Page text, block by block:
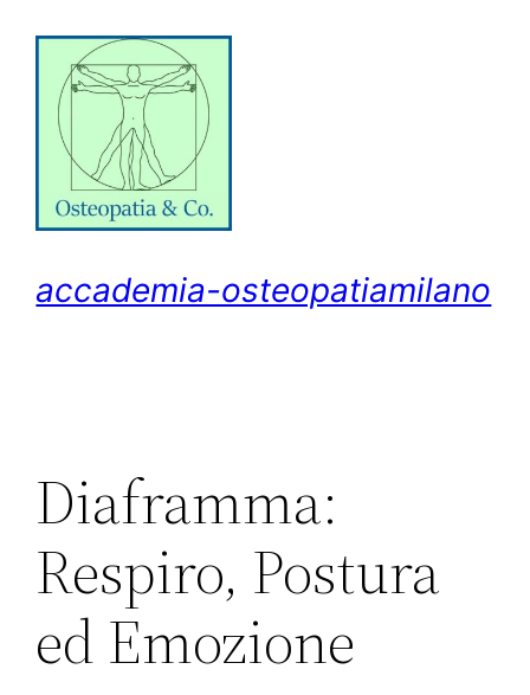
contenuto
accademia-osteopatiamilano
Diaframma:
Respiro, Postura
ed Emozione